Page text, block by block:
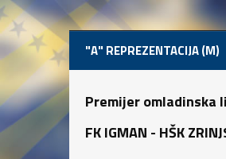
"A" REPREZENTACIJA (M)
Premijer omladinska
FK IGMAN - HŠK